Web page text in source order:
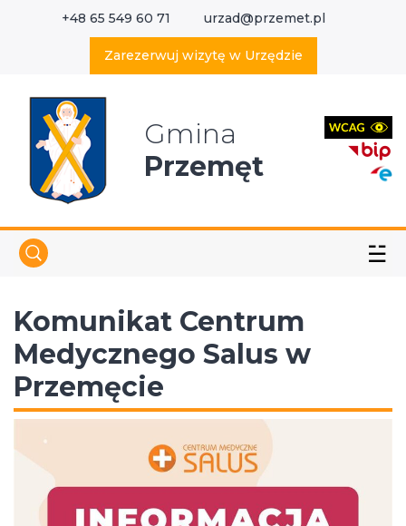
+48 65 549 60 71 urzad@przemet.pl
Zarezerwuj wizytę w Urzędzie
Gmina
Przemęt
☱
Komunikat Centrum
Medycznego Salus w
Przemęcie
Wyszukaj w serwisie